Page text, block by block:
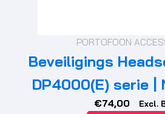
PORTOFOON
Beveiligings
DP4000(E) serie |
€74,00 Excl.